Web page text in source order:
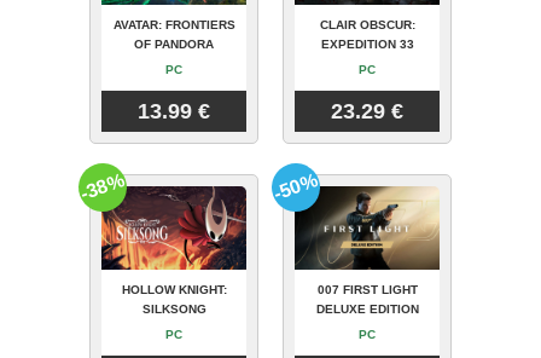
AVATAR: FRONTIERS
OF PANDORA
PC
13.99 €
CLAIR OBSCUR:
EXPEDITION 33
PC
23.29 €
HOLLOW KNIGHT:
SILKSONG
PC
-38%
007 FIRST LIGHT
DELUXE EDITION
PC
-50%